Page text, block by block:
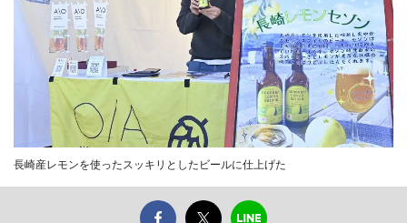
長崎産レモンを使ったスッキリとしたビールに仕上げた